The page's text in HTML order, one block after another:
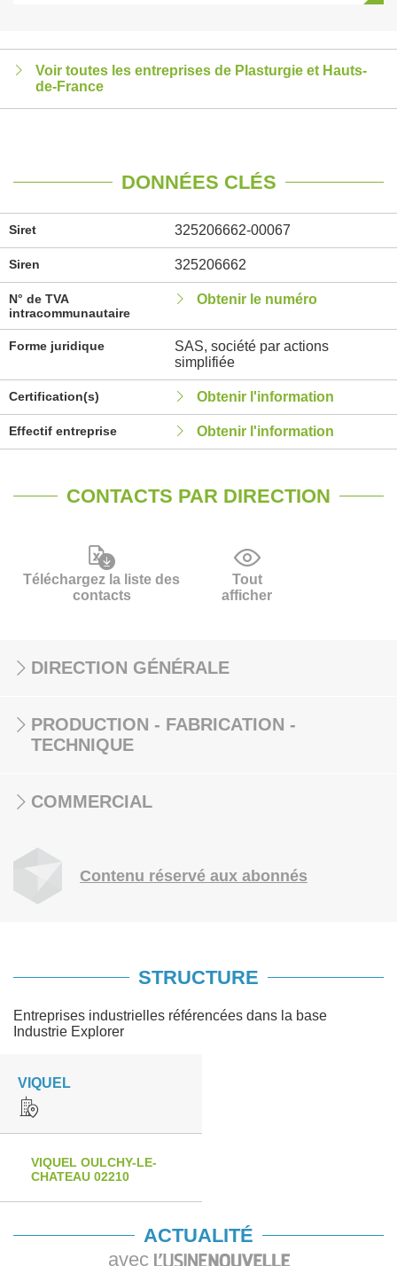
Voir toutes les entreprises de Plasturgie et Hauts-
de-France
DONNÉES CLÉS
Siret 325206662-00067
Siren 325206662
N° de TVA
intracommunautaire
Obtenir le numéro
Forme juridique
SAS, société par actions
simplifiée
Certification(s) Obtenir l'information
Effectif entreprise Obtenir l'information
CONTACTS PAR DIRECTION
Téléchargez la liste des
contacts
Tout
afficher
DIRECTION GÉNÉRALE
PRODUCTION - FABRICATION -
TECHNIQUE
COMMERCIAL
Contenu réservé aux abonnés
STRUCTURE
Entreprises industrielles référencées dans la base
Industrie Explorer
VIQUEL
VIQUEL OULCHY-LE-
CHATEAU 02210
ACTUALITÉ
avec